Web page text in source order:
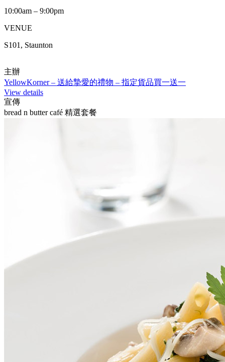
10:00am – 9:00pm
VENUE
S101, Staunton
主辦
YellowKorner – 送給摯愛的禮物 – 指定貨品買一送一
View details
宣傳
bread n butter café 精選套餐